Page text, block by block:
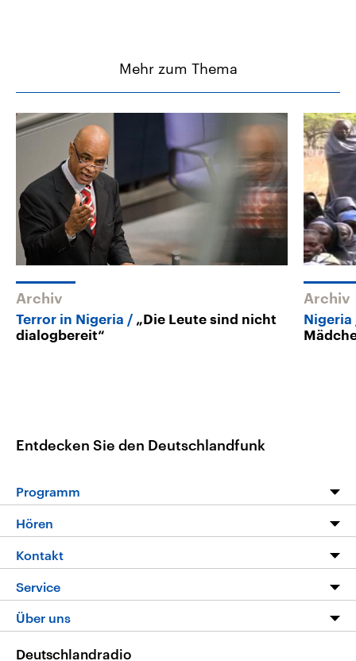
Mehr zum Thema
Archiv
Terror in Nigeria
„Die Leute sind nicht
dialogbereit“
Archiv
Nigeria
Entdecken Sie den Deutschlandfunk
Programm
Die Nachrichten
Nachrichtenleicht
Neue Beiträge auf dlf.de
Hören
Livestream
Podcasts
Deutschlandfunk App
Nachrichten App
Kontakt
Service
FAQ
Über uns
Deutschlandradio